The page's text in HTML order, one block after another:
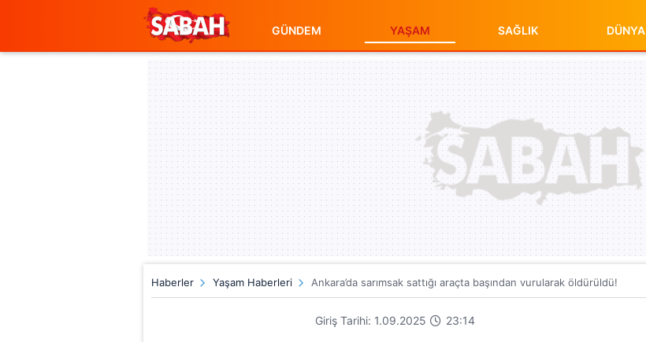
GÜNDEM YAŞAM SAĞLIK DÜNYA
Haberler Yaşam Haberleri Ankara’da sarımsak sattığı araçta başından vurularak öldürüldü!
Giriş Tarihi: 1.09.2025 23:14